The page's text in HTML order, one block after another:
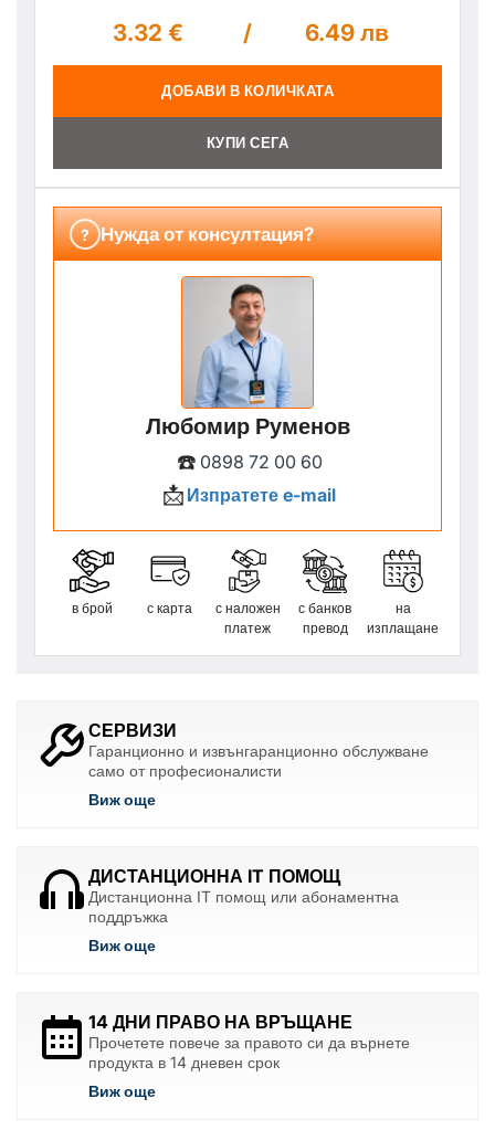
3.32 € / 6.49 лв
ДОБАВИ В КОЛИЧКАТА
КУПИ СЕГА
? Нужда от консултация?
Любомир Руменов
☎️ 0898 72 00 60
📩 Изпратете e-mail
в брой с карта
с наложен
платеж
с банков
превод
на
изплащане
СЕРВИЗИ
Гаранционно и извънгаранционно обслужване
само от професионалисти
Виж още
ДИСТАНЦИОННА IT ПОМОЩ
Дистанционна IT помощ или абонаментна
поддръжка
Виж още
14 ДНИ ПРАВО НА ВРЪЩАНЕ
Прочетете повече за правото си да върнете
продукта в 14 дневен срок
Виж още